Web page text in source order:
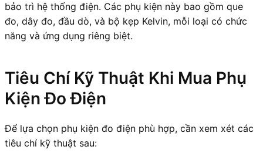
bảo trì hệ thống điện. Các phụ kiện này bao gồm que
đo, dây đo, đầu dò, và bộ kẹp Kelvin, mỗi loại có chức
năng và ứng dụng riêng biệt.
Tiêu Chí Kỹ Thuật Khi Mua Phụ
Kiện Đo Điện
Để lựa chọn phụ kiện đo điện phù hợp, cần xem xét các
tiêu chí kỹ thuật sau: